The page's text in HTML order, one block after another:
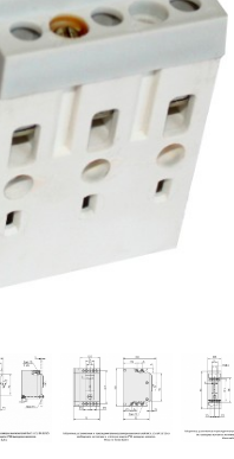
Татьяна (Branch of «Saren
PLLC)
Выражаю благодарность
обработку
коммерческое
цене в течение
малого сотня товарных
успели закрыть смету
вы получили хороший заказ))